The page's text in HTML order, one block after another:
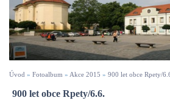
Úvod » Fotoalbum » Akce 2015 » 900 let obce Rpety/
900 let obce Rpety/6.6.